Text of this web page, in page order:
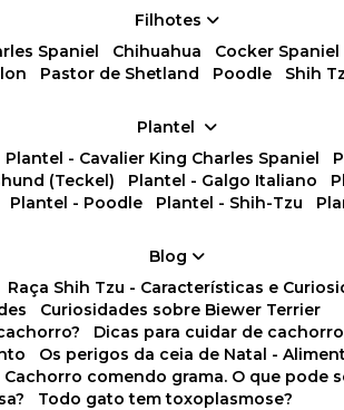
Plantel
Plantel - Cavalier King Charles Spaniel
(Teckel) Plantel - Galgo Italiano
Plantel - Poodle Plantel - Shih-Tzu
Blog
Raça Shih Tzu - Características e
Curiosidades sobre Biewer Terrier
Dicas para cuidar de
Os perigos da ceia de Natal -
Cachorro comendo grama. O que pode
Todo gato tem toxoplasmose?
Filhotes
Spaniel Chihuahua Cocker
Pastor de Shetland Poodle Shih